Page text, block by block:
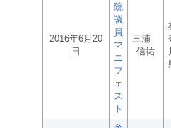
2016年6月20
日
院
議
員
マ
ニ
フ
ェ
ス
ト
三浦
信祐